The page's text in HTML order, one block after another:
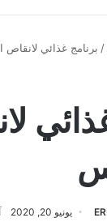
/ برنامج غذائي
يونيو 20, 2020